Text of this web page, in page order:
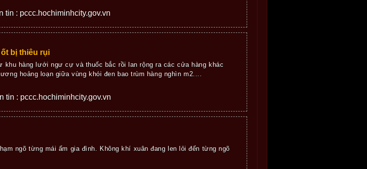
tin : pccc.hochiminhcity.gov.vn
bị thiêu rụi
khu hàng lưới ngư cự và thuốc bắc rồi lan rộng ra các cửa hàng khác
hoảng loạn giữa vùng khói đen bao trùm hàng nghìn m2....
tin : pccc.hochiminhcity.gov.vn
ngõ từng mái ấm gia đình. Không khí xuân đang len lỏi đến từng ngõ